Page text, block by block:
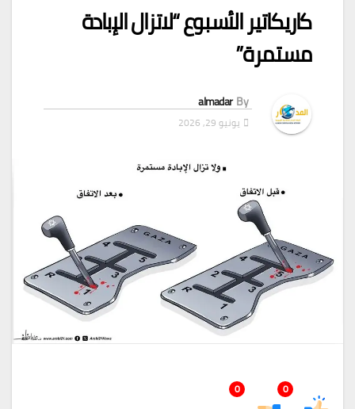
كاريكاتير الأسبوع “لاتزال الإبادة
مستمرة”
By
almadar
يونيو 29, 2026
0
0